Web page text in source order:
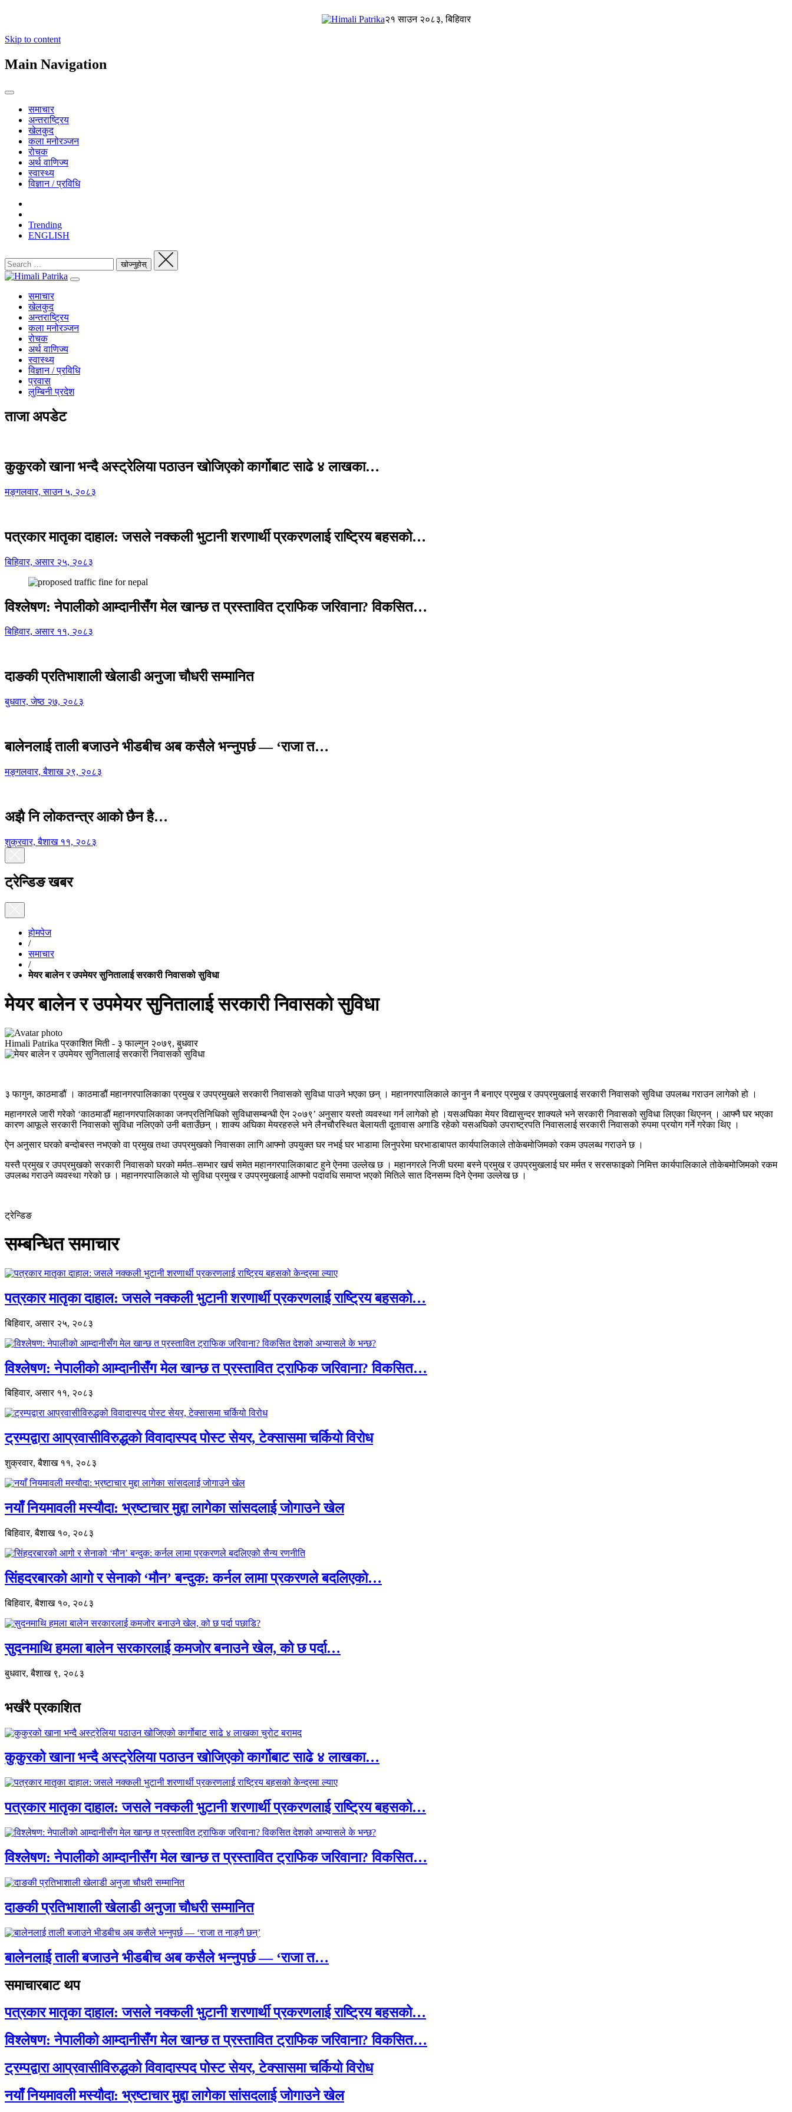
२१ साउन २०८३, बिहिवार
Skip to content
Main Navigation
समाचार
अन्तराष्ट्रिय
खेलकुद
कला मनोरञ्जन
रोचक
अर्थ वाणिज्य
स्वास्थ्य
विज्ञान / प्रविधि
Trending
ENGLISH
समाचार
खेलकुद
अन्तराष्ट्रिय
कला मनोरञ्जन
रोचक
अर्थ वाणिज्य
स्वास्थ्य
विज्ञान / प्रविधि
प्रवास
लुम्बिनी प्रदेश
ताजा अपडेट
कुकुरको खाना भन्दै अस्ट्रेलिया पठाउन खोजिएको कार्गोबाट साढे ४ लाखका…
मङ्गलवार, साउन ५, २०८३
पत्रकार मातृका दाहाल: जसले नक्कली भुटानी शरणार्थी प्रकरणलाई राष्ट्रिय बहसको…
बिहिवार, असार २५, २०८३
विश्लेषण: नेपालीको आम्दानीसँग मेल खान्छ त प्रस्तावित ट्राफिक जरिवाना? विकसित…
बिहिवार, असार ११, २०८३
दाङकी प्रतिभाशाली खेलाडी अनुजा चौधरी सम्मानित
बुधवार, जेष्ठ २७, २०८३
बालेनलाई ताली बजाउने भीडबीच अब कसैले भन्नुपर्छ — ‘राजा त…
मङ्गलवार, बैशाख २९, २०८३
अझै नि लोकतन्त्र आको छैन है…
शुक्रवार, बैशाख ११, २०८३
ट्रेन्डिङ खबर
होमपेज
/
समाचार
/
मेयर बालेन र उपमेयर सुनितालाई सरकारी निवासको सुविधा
मेयर बालेन र उपमेयर सुनितालाई सरकारी निवासको सुविधा
Himali Patrika प्रकाशित मिती - ३ फाल्गुन २०७९, बुधवार
३ फागुन, काठमाडौं । काठमाडौं महानगरपालिकाका प्रमुख र उपप्रमुखले सरकारी निवासको सुविधा पाउने भएका छन् । महानगरपालिकाले कानुन नै बनाएर प्रमुख र उपप्रमुखलाई सरकारी निवासको सुविधा उपलब्ध गराउन लागेको हो ।
महानगरले जारी गरेको ‘काठमाडौं महानगरपालिकाका जनप्रतिनिधिको सुविधासम्बन्धी ऐन २०७९’ अनुसार यस्तो व्यवस्था गर्न लागेको हो ।यसअघिका मेयर विद्यासुन्दर शाक्यले भने सरकारी निवासको सुविधा लिएका थिएनन् । आफ्नै घर भएका
कारण आफूले सरकारी निवासको सुविधा नलिएको उनी बताउँछन् । शाक्य अघिका मेयरहरुले भने लैनचौरस्थित बेलायती दूतावास अगाडि रहेको यसअघिको उपराष्ट्रपति निवासलाई सरकारी निवासको रुपमा प्रयोग गर्ने गरेका थिए ।
ऐन अनुसार घरको बन्दोबस्त नभएको वा प्रमुख तथा उपप्रमुखको निवासका लागि आफ्नो उपयुक्त घर नभई घर भाडामा लिनुपरेमा घरभाडाबापत कार्यपालिकाले तोकेबमोजिमको रकम उपलब्ध गराउने छ ।
यस्तै प्रमुख र उपप्रमुखको सरकारी निवासको घरको मर्मत–सम्भार खर्च समेत महानगरपालिकाबाट हुने ऐनमा उल्लेख छ । महानगरले निजी घरमा बस्ने प्रमुख र उपप्रमुखलाई घर मर्मत र सरसफाइको निमित्त कार्यपालिकाले तोकेबमोजिमको रकम
उपलब्ध गराउने व्यवस्था गरेको छ । महानगरपालिकाले यो सुविधा प्रमुख र उपप्रमुखलाई आफ्नो पदावधि समाप्त भएको मितिले सात दिनसम्म दिने ऐनमा उल्लेख छ ।
ट्रेन्डिङ
सम्बन्धित समाचार
पत्रकार मातृका दाहाल: जसले नक्कली भुटानी शरणार्थी प्रकरणलाई राष्ट्रिय बहसको…
बिहिवार, असार २५, २०८३
विश्लेषण: नेपालीको आम्दानीसँग मेल खान्छ त प्रस्तावित ट्राफिक जरिवाना? विकसित…
बिहिवार, असार ११, २०८३
ट्रम्पद्वारा आप्रवासीविरुद्धको विवादास्पद पोस्ट सेयर, टेक्सासमा चर्कियो विरोध
शुक्रवार, बैशाख ११, २०८३
नयाँ नियमावली मस्यौदा: भ्रष्टाचार मुद्दा लागेका सांसदलाई जोगाउने खेल
बिहिवार, बैशाख १०, २०८३
सिंहदरबारको आगो र सेनाको ‘मौन’ बन्दुक: कर्नल लामा प्रकरणले बदलिएको…
बिहिवार, बैशाख १०, २०८३
सुदनमाथि हमला बालेन सरकारलाई कमजोर बनाउने खेल, को छ पर्दा…
बुधवार, बैशाख ९, २०८३
भर्खरै प्रकाशित
कुकुरको खाना भन्दै अस्ट्रेलिया पठाउन खोजिएको कार्गोबाट साढे ४ लाखका…
पत्रकार मातृका दाहाल: जसले नक्कली भुटानी शरणार्थी प्रकरणलाई राष्ट्रिय बहसको…
विश्लेषण: नेपालीको आम्दानीसँग मेल खान्छ त प्रस्तावित ट्राफिक जरिवाना? विकसित…
दाङकी प्रतिभाशाली खेलाडी अनुजा चौधरी सम्मानित
बालेनलाई ताली बजाउने भीडबीच अब कसैले भन्नुपर्छ — ‘राजा त…
समाचारबाट थप
पत्रकार मातृका दाहाल: जसले नक्कली भुटानी शरणार्थी प्रकरणलाई राष्ट्रिय बहसको…
विश्लेषण: नेपालीको आम्दानीसँग मेल खान्छ त प्रस्तावित ट्राफिक जरिवाना? विकसित…
ट्रम्पद्वारा आप्रवासीविरुद्धको विवादास्पद पोस्ट सेयर, टेक्सासमा चर्कियो विरोध
नयाँ नियमावली मस्यौदा: भ्रष्टाचार मुद्दा लागेका सांसदलाई जोगाउने खेल